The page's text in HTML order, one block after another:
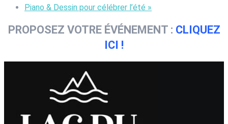
Piano & Dessin pour célébrer l’été »
PROPOSEZ VOTRE ÉVÉNEMENT : CLIQUEZ
ICI !